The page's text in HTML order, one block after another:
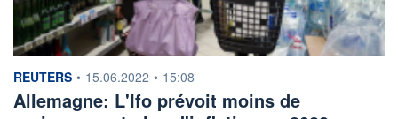
information fournie par
REUTERS • 15.06.2022 • 15:08
Allemagne: L'Ifo prévoit moins de